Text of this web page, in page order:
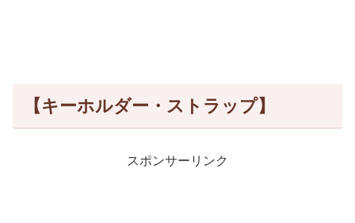
【キーホルダー・ストラップ】
スポンサーリンク